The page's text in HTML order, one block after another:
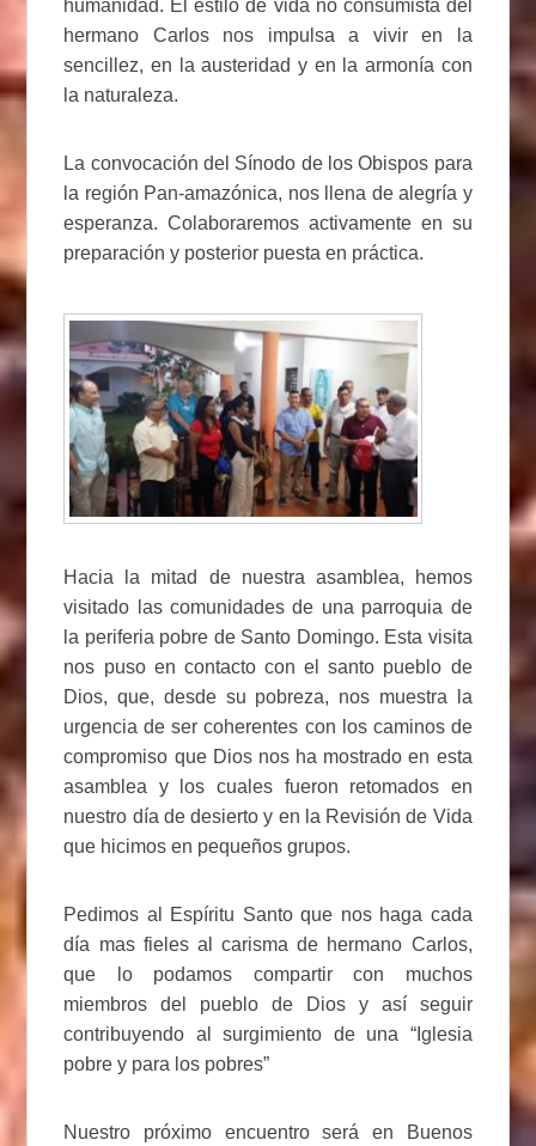
humanidad. El estilo de vida no consumista del
hermano Carlos nos impulsa a vivir en la
sencillez, en la austeridad y en la armonía con
la naturaleza.
La convocación del Sínodo de los Obispos para
la región Pan-amazónica, nos llena de alegría y
esperanza. Colaboraremos activamente en su
preparación y posterior puesta en práctica.
Hacia la mitad de nuestra asamblea, hemos
visitado las comunidades de una parroquia de
la periferia pobre de Santo Domingo. Esta visita
nos puso en contacto con el santo pueblo de
Dios, que, desde su pobreza, nos muestra la
urgencia de ser coherentes con los caminos de
compromiso que Dios nos ha mostrado en esta
asamblea y los cuales fueron retomados en
nuestro día de desierto y en la Revisión de Vida
que hicimos en pequeños grupos.
Pedimos al Espíritu Santo que nos haga cada
día mas fieles al carisma de hermano Carlos,
que lo podamos compartir con muchos
miembros del pueblo de Dios y así seguir
contribuyendo al surgimiento de una “Iglesia
pobre y para los pobres”
Nuestro próximo encuentro será en Buenos